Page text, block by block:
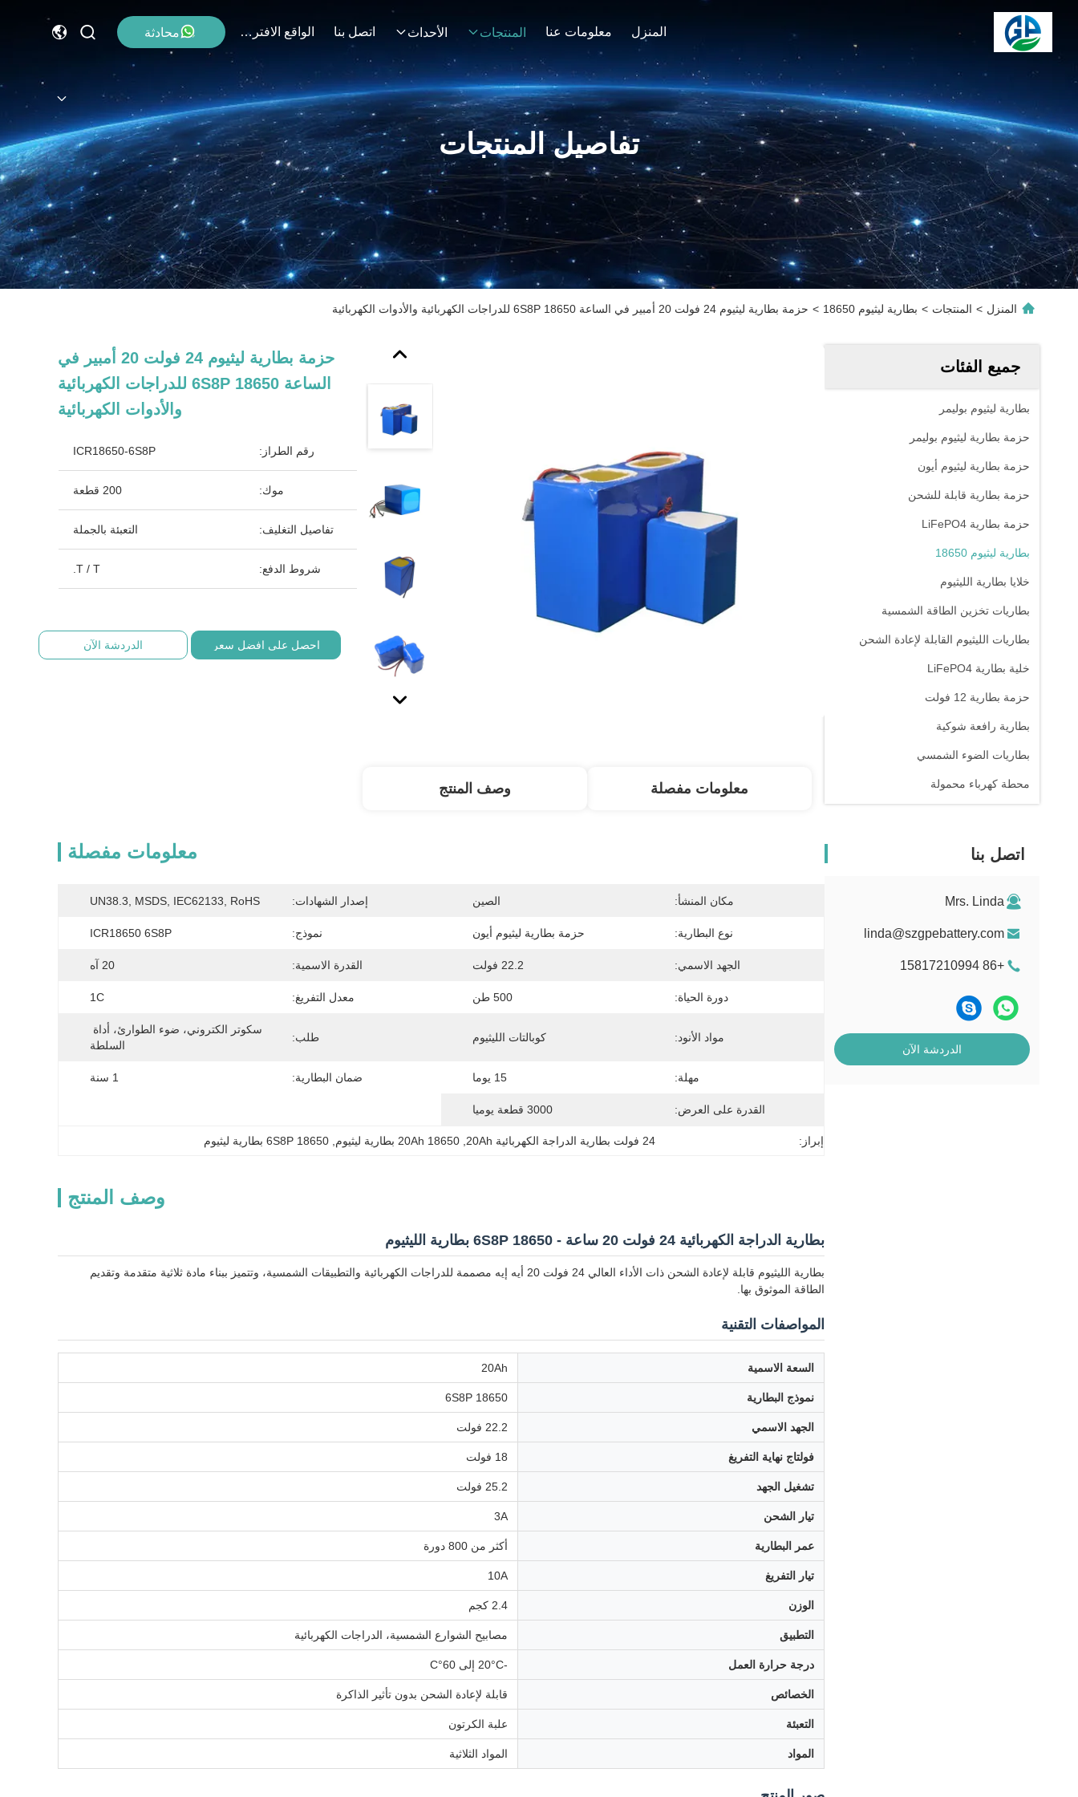
المنزل معلومات عنا المنتجات الأحداث اتصل بنا الواقع الافتراضي محادثة
تفاصيل المنتجات
المنزل > المنتجات > بطارية ليثيوم 18650 > حزمة بطارية ليثيوم 24 فولت 20 أمبير في الساعة 6S8P 18650 للدراجات الكهربائية والأدوات الكهربائية
جميع الفئات
بطارية ليثيوم بوليمر
حزمة بطارية ليثيوم بوليمر
حزمة بطارية ليثيوم أيون
حزمة بطارية قابلة للشحن
حزمة بطارية LiFePO4
بطارية ليثيوم 18650
خلايا بطارية الليثيوم
بطاريات تخزين الطاقة الشمسية
بطاريات الليثيوم القابلة لإعادة الشحن
خلية بطارية LiFePO4
حزمة بطارية 12 فولت
بطارية رافعة شوكية
بطاريات الضوء الشمسي
محطة كهرباء محمولة
اتصل بنا
Mrs. Linda
linda@szgpebattery.com
+86 15817210994
الدردشة الآن
حزمة بطارية ليثيوم 24 فولت 20 أمبير في
الساعة 6S8P 18650 للدراجات الكهربائية
والأدوات الكهربائية
رقم الطراز: ICR18650-6S8P
موك: 200 قطعة
تفاصيل التغليف: التعبئة بالجملة
شروط الدفع: T / T.
احصل على افضل سعر الدردشة الآن
معلومات مفصلة وصف المنتج
معلومات مفصلة
مكان المنشأ: الصين إصدار الشهادات: UN38.3, MSDS, IEC62133, RoHS
نوع البطارية: حزمة بطارية ليثيوم أيون نموذج: ICR18650 6S8P
الجهد الاسمي: 22.2 فولت القدرة الاسمية: 20 آه
دورة الحياة: 500 طن معدل التفريغ: 1C
مواد الأنود: كوبالتات الليثيوم طلب:
السلطة
مهلة: 15 يوما ضمان البطارية: 1 سنة
القدرة على العرض: 3000 قطعة يوميا
إبراز: 24 فولت بطارية الدراجة الكهربائية 20Ah , 20Ah 18650 بطارية ليثيوم , 6S8P 18650 بطارية ليثيوم
وصف المنتج
بطارية الدراجة الكهربائية 24 فولت 20 ساعة - 6S8P 18650 بطارية الليثيوم
بطارية الليثيوم قابلة لإعادة الشحن ذات الأداء العالي 24 فولت 20 أيه إيه مصممة للدراجات الكهربائية والتطبيقات الشمسية، وتتميز ببناء مادة ثلاثية متقدمة وتقديم
الطاقة الموثوق بها.
المواصفات التقنية
السعة الاسمية 20Ah
نموذج البطارية 18650 6S8P
الجهد الاسمي 22.2 فولت
فولتاج نهاية التفريغ 18 فولت
تشغيل الجهد 25.2 فولت
تيار الشحن 3A
عمر البطارية أكثر من 800 دورة
تيار التفريغ 10A
الوزن 2.4 كجم
التطبيق مصابيح الشوارع الشمسية، الدراجات الكهربائية
درجة حرارة العمل -20°C إلى 60°C
الخصائص قابلة لإعادة الشحن بدون تأثير الذاكرة
التعبئة علبة الكرتون
المواد المواد الثلاثية